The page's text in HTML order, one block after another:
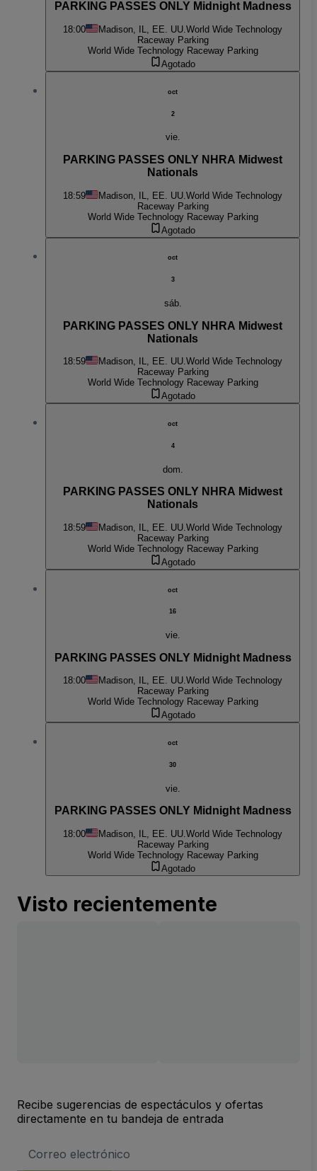
PARKING PASSES ONLY Midnight Madness
18:00 Madison, IL, EE. UU. World Wide Technology
Raceway Parking
World Wide Technology Raceway Parking
Agotado
oct
2
vie.
PARKING PASSES ONLY NHRA Midwest
Nationals
18:59 Madison, IL, EE. UU. World Wide Technology
Raceway Parking
World Wide Technology Raceway Parking
Agotado
oct
3
sáb.
PARKING PASSES ONLY NHRA Midwest
Nationals
18:59 Madison, IL, EE. UU.World Wide Technology
Raceway Parking
World Wide Technology Raceway Parking
Agotado
oct
4
dom.
PARKING PASSES ONLY NHRA Midwest
Nationals
18:59 Madison, IL, EE. UU. World Wide Technology
Raceway Parking
World Wide Technology Raceway Parking
Agotado
oct
16
vie.
PARKING PASSES ONLY Midnight Madness
18:00 Madison, IL, EE. UU.World Wide Technology
Raceway Parking
World Wide Technology Raceway Parking
Agotado
oct
30
vie.
PARKING PASSES ONLY Midnight Madness
18:00 Madison, IL, EE. UU.World Wide Technology
Raceway Parking
World Wide Technology Raceway Parking
Agotado
Visto recientemente
Recibe sugerencias de espectáculos y ofertas
directamente en tu bandeja de entrada
de